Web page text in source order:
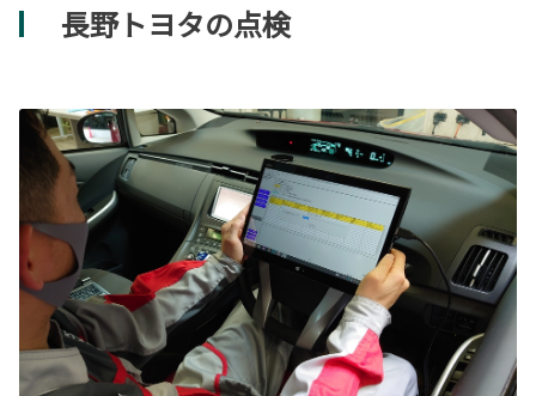
長野トヨタの点検